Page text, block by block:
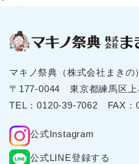
マキノ祭典（株式会社まきの）
〒177-0044 東京都練⾺区上
TEL：0120-39-7062 FAX：
公式Instagram
公式LINE登録する